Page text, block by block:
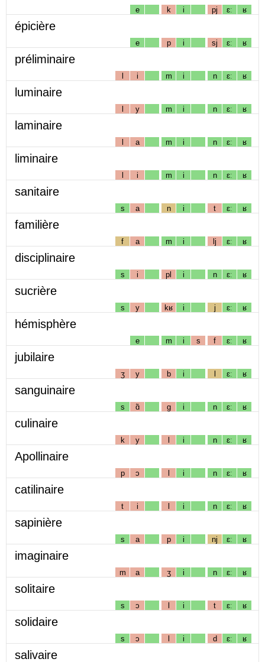
e k i pj ɛː ʁ
épicière
e p i sj ɛː ʁ
préliminaire
l i m i n ɛː ʁ
luminaire
l y m i n ɛː ʁ
laminaire
l a m i n ɛː ʁ
liminaire
l i m i n ɛː ʁ
sanitaire
s a n i t ɛː ʁ
familière
f a m i lj ɛː ʁ
disciplinaire
s i pl i n ɛː ʁ
sucrière
s y kʁ i j ɛː ʁ
hémisphère
e m i s f ɛː ʁ
jubilaire
ʒ y b i l ɛː ʁ
sanguinaire
s ɑ̃ g i n ɛː ʁ
culinaire
k y l i n ɛː ʁ
Apollinaire
p ɔ l i n ɛː ʁ
catilinaire
t i l i n ɛː ʁ
sapinière
s a p i nj ɛː ʁ
imaginaire
m a ʒ i n ɛː ʁ
solitaire
s ɔ l i t ɛː ʁ
solidaire
s ɔ l i d ɛː ʁ
salivaire